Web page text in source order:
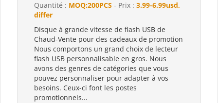
Quantité : MOQ:200PCS - Prix : 3.99-6.99usd,
differ
Disque à grande vitesse de flash USB de
Chaud-Vente pour des cadeaux de promotion
Nous comportons un grand choix de lecteur
flash USB personnalisable en gros. Nous
avons des genres de catégories que vous
pouvez personnaliser pour adapter à vos
besoins. Ceux-ci font les postes
promotionnels...